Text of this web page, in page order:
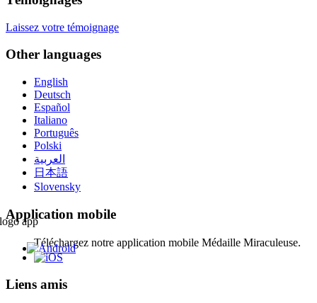
Laissez votre témoignage
Other languages
English
Deutsch
Español
Italiano
Português
Polski
العربية
日本語
Slovensky
Application mobile
Téléchargez notre application mobile Médaille Miraculeuse.
Liens amis